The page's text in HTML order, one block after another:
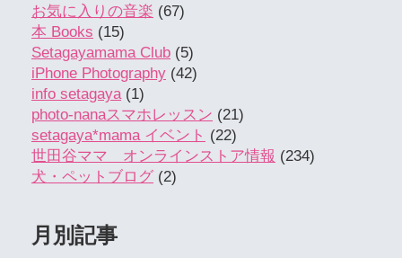
お気に入りの音楽 (67)
本 Books (15)
Setagayamama Club (5)
iPhone Photography (42)
info setagaya(1)
photo-nanaスマホレッスン (21)
setagaya*mama イベント (22)
世田谷ママ オンラインストア情報 (234)
犬・ペットブログ (2)
月別記事